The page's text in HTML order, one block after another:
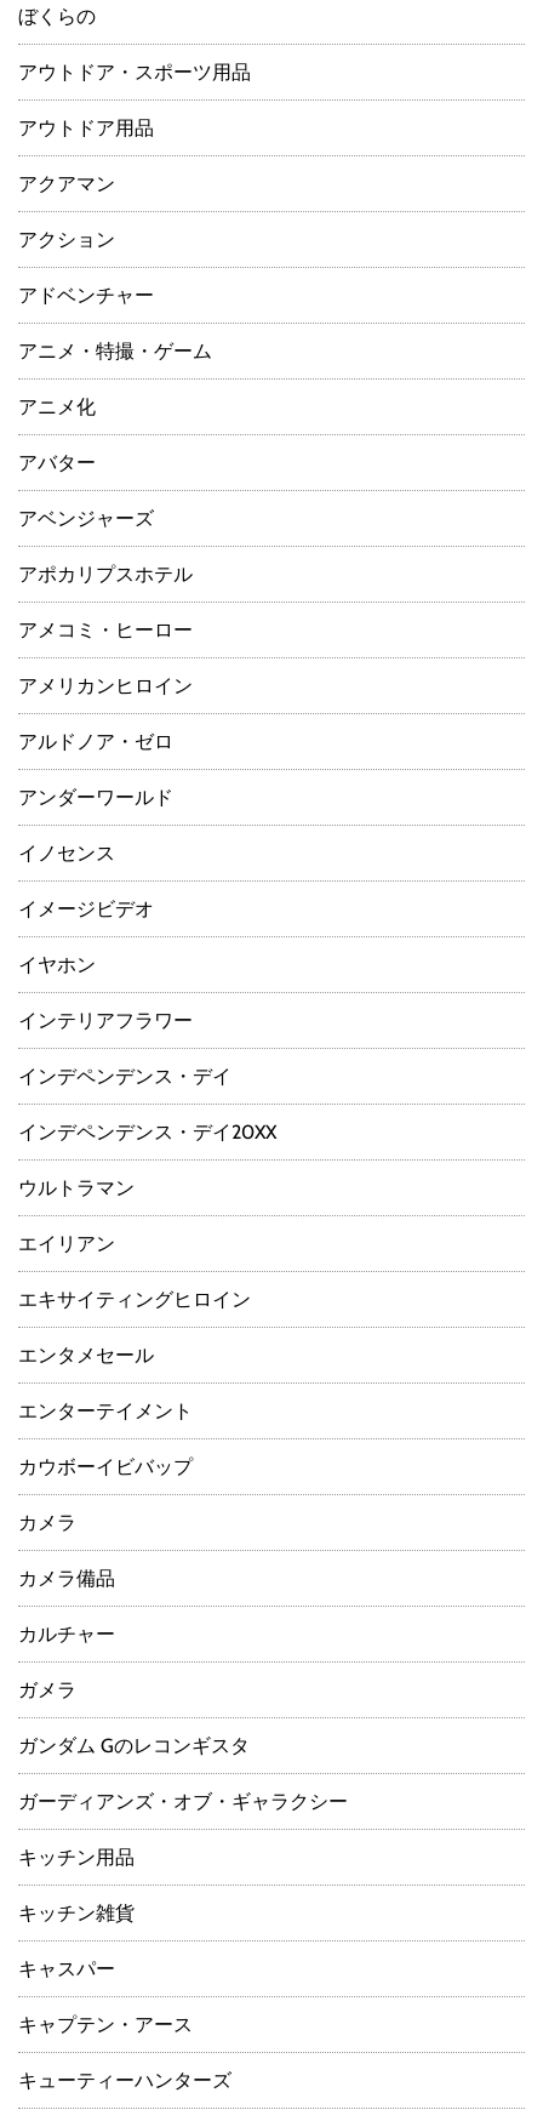
ぼくらの
アウトドア・スポーツ用品
アウトドア用品
アクアマン
アクション
アドベンチャー
アニメ・特撮・ゲーム
アニメ化
アバター
アベンジャーズ
アポカリプスホテル
アメコミ・ヒーロー
アメリカンヒロイン
アルドノア・ゼロ
アンダーワールド
イノセンス
イメージビデオ
イヤホン
インテリアフラワー
インデペンデンス・デイ
インデペンデンス・デイ20XX
ウルトラマン
エイリアン
エキサイティングヒロイン
エンタメセール
エンターテイメント
カウボーイビバップ
カメラ
カメラ備品
カルチャー
ガメラ
ガンダム Gのレコンギスタ
ガーディアンズ・オブ・ギャラクシー
キッチン用品
キッチン雑貨
キャスパー
キャプテン・アース
キューティーハンターズ